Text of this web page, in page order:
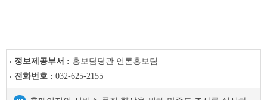
정보제공부서 : 홍보담당관 언론홍보팀
전화번호 : 032-625-2155